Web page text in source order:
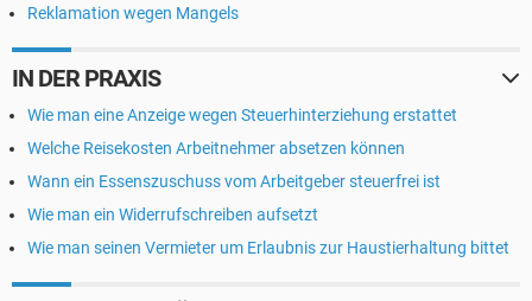
Reklamation wegen Mangels
IN DER PRAXIS
Wie man eine Anzeige wegen Steuerhinterziehung erstattet
Welche Reisekosten Arbeitnehmer absetzen können
Wann ein Essenszuschuss vom Arbeitgeber steuerfrei ist
Wie man ein Widerrufschreiben aufsetzt
Wie man seinen Vermieter um Erlaubnis zur Haustierhaltung bittet